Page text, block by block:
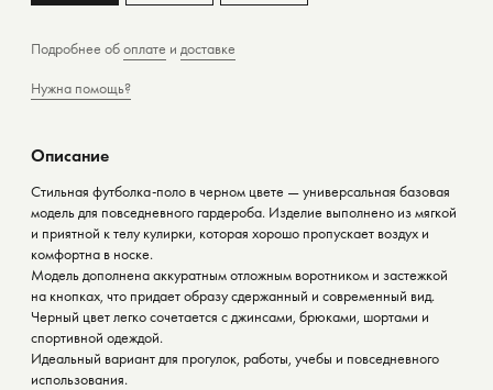
Подробнее обоплате и доставке
Нужна помощь?
Описание
Стильная футболка-поло в черном цвете — универсальная базовая
модель для повседневного гардероба. Изделие выполнено из мягкой
и приятной к телу кулирки, которая хорошо пропускает воздух и
комфортна в носке.
Модель дополнена аккуратным отложным воротником и застежкой
на кнопках, что придает образу сдержанный и современный вид.
Черный цвет легко сочетается с джинсами, брюками, шортами и
спортивной одеждой.
Идеальный вариант для прогулок, работы, учебы и повседневного
использования.